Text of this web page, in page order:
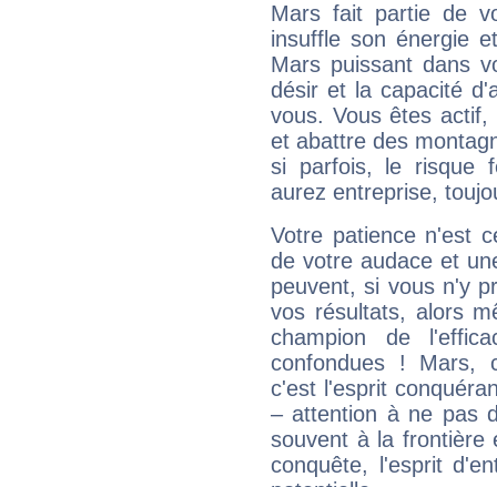
Mars fait partie de
insuffle son énergie
Mars puissant dans
désir et la capacité
vous. Vous êtes
et abattre des
si parfois, le risque
aurez entreprise,
Votre patience n'est
de votre audace et
peuvent, si vous n'y
vos résultats, alors
champion de
confondues ! Mars,
c'est l'esprit
– attention à ne pas
souvent à la frontière
conquête, l'esprit